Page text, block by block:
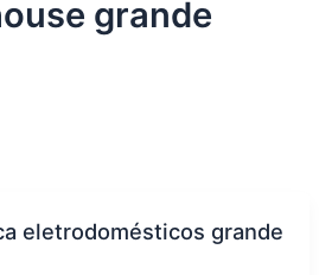
grande
eletrodomésticos grande